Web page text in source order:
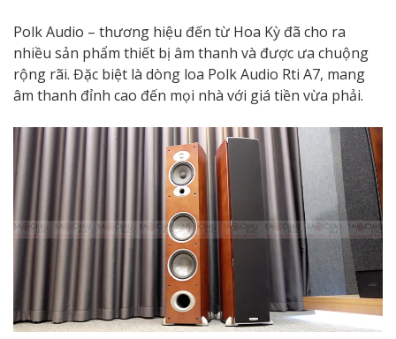
Polk Audio – thương hiệu đến từ Hoa Kỳ đã cho ra
nhiều sản phẩm thiết bị âm thanh và được ưa chuộng
rộng rãi. Đặc biệt là dòng loa Polk Audio Rti A7, mang
âm thanh đỉnh cao đến mọi nhà với giá tiền vừa phải.